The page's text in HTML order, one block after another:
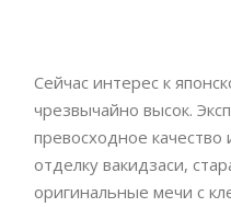
Сейчас интерес к
чрезвычайно высок.
превосходное
отделку вакидзаси,
оригинальные мечи с